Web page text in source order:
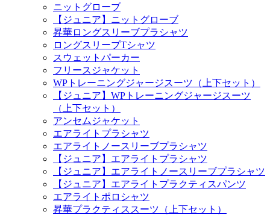
ニットグローブ
【ジュニア】ニットグローブ
昇華ロングスリーブプラシャツ
ロングスリーブTシャツ
スウェットパーカー
フリースジャケット
WPトレーニングジャージスーツ（上下セット）
【ジュニア】WPトレーニングジャージスーツ
（上下セット）
アンセムジャケット
エアライトプラシャツ
エアライトノースリーブプラシャツ
【ジュニア】エアライトプラシャツ
【ジュニア】エアライトノースリーブプラシャツ
【ジュニア】エアライトプラクティスパンツ
エアライトポロシャツ
昇華プラクティススーツ（上下セット）